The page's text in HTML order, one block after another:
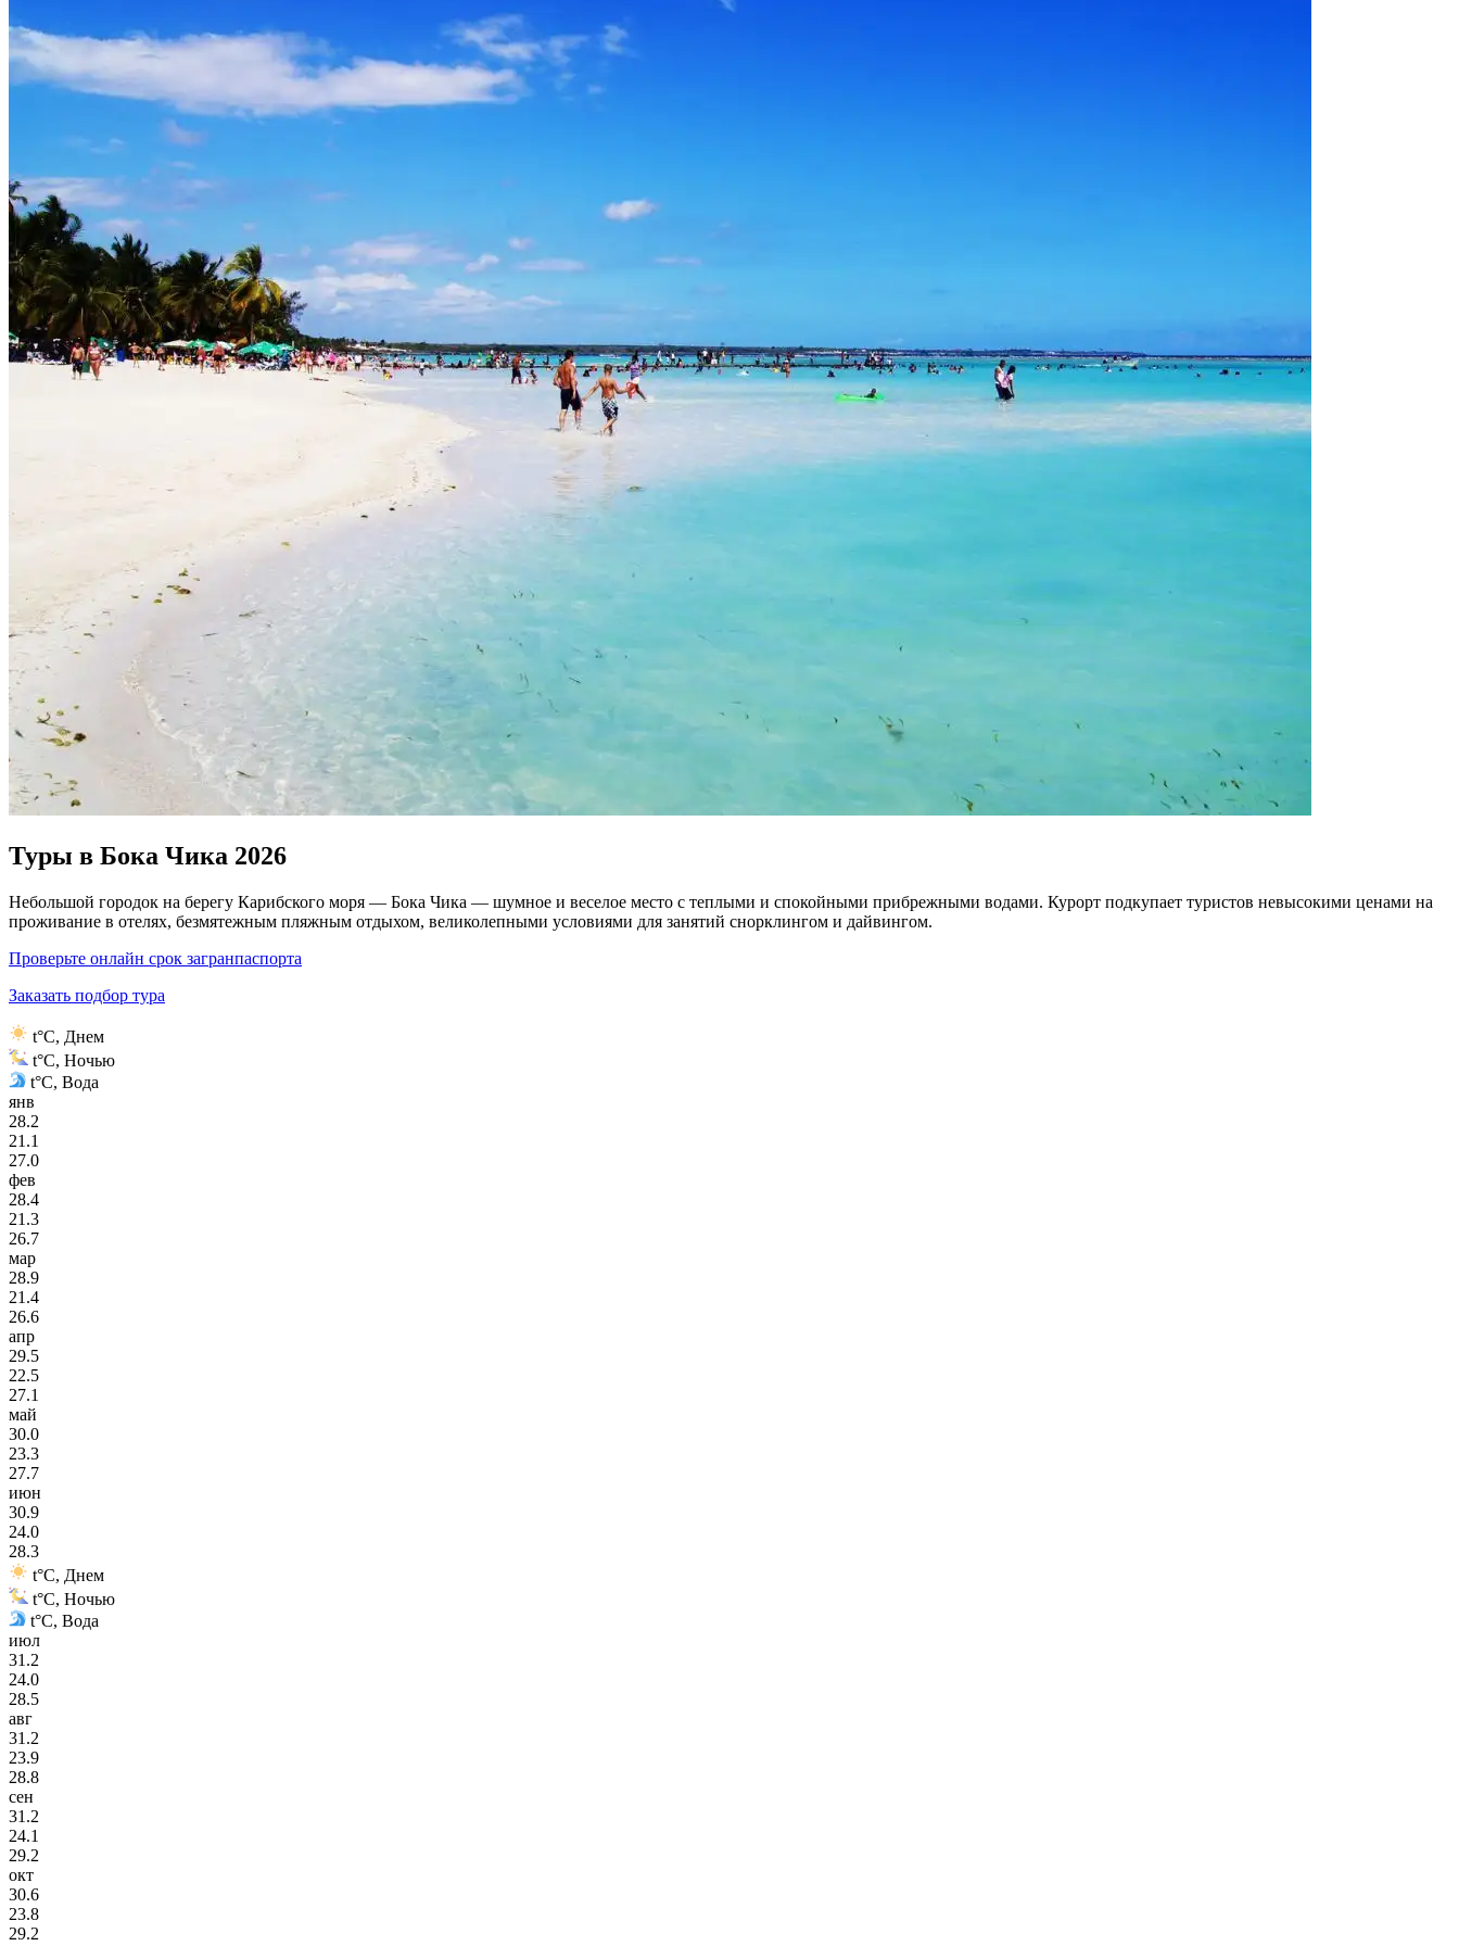
Туры в Бока Чика 2026
Небольшой городок на берегу Карибского моря — Бока Чика — шумное и веселое место с теплыми и спокойными прибрежными водами. Курорт подкупает туристов невысокими ценами на
проживание в отелях, безмятежным пляжным отдыхом, великолепными условиями для занятий снорклингом и дайвингом.
Проверьте онлайн срок загранпаспорта
Заказать подбор тура
t°C, Днем
t°C, Ночью
t°C, Вода
янв
28.2
21.1
27.0
фев
28.4
21.3
26.7
мар
28.9
21.4
26.6
апр
29.5
22.5
27.1
май
30.0
23.3
27.7
июн
30.9
24.0
28.3
t°C, Днем
t°C, Ночью
t°C, Вода
июл
31.2
24.0
28.5
авг
31.2
23.9
28.8
сен
31.2
24.1
29.2
окт
30.6
23.8
29.2